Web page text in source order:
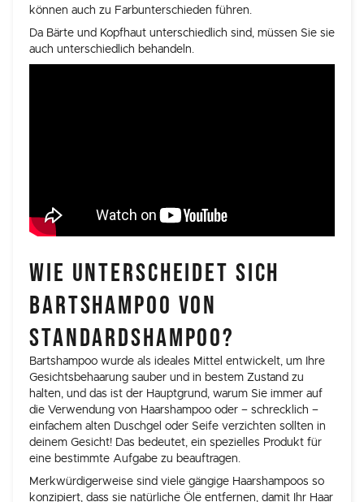
können auch zu Farbunterschieden führen.
Da Bärte und Kopfhaut unterschiedlich sind, müssen Sie sie
auch unterschiedlich behandeln.
WIE UNTERSCHEIDET SICH
BARTSHAMPOO VON
STANDARDSHAMPOO?
Bartshampoo wurde als ideales Mittel entwickelt, um Ihre
Gesichtsbehaarung sauber und in bestem Zustand zu
halten, und das ist der Hauptgrund, warum Sie immer auf
die Verwendung von Haarshampoo oder – schrecklich –
einfachem alten Duschgel oder Seife verzichten sollten in
deinem Gesicht! Das bedeutet, ein spezielles Produkt für
eine bestimmte Aufgabe zu beauftragen.
Merkwürdigerweise sind viele gängige Haarshampoos so
konzipiert, dass sie natürliche Öle entfernen, damit Ihr Haar